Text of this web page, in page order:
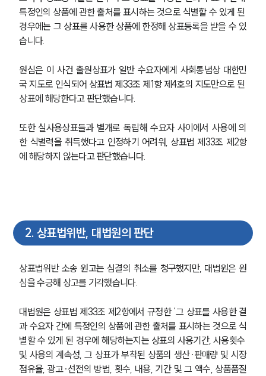
특정인의 상품에 관한 출처를 표시하는 것으로 식별할 수 있게 된
경우에는 그 상표를 사용한 상품에 한정해 상표등록을 받을 수 있
습니다.
원심은 이 사건 출원상표가 일반 수요자에게 사회통념상 대한민
국 지도로 인식되어 상표법 제33조 제1항 제4호의 지도만으로 된
상표에 해당한다고 판단했습니다.
또한 실사용상표들과 별개로 독립해 수요자 사이에서 사용에 의
한 식별력을 취득했다고 인정하기 어려워, 상표법 제33조 제2항
에 해당하지 않는다고 판단했습니다.
2. 상표법위반, 대법원의 판단
상표법위반 소송 원고는 심결의 취소를 청구했지만, 대법원은 원
심을 수긍해 상고를 기각했습니다.
대법원은 상표법 제33조 제2항에서 규정한 ‘그 상표를 사용한 결
과 수요자 간에 특정인의 상품에 관한 출처를 표시하는 것으로 식
별할 수 있게 된 경우에 해당하는지는 상표의 사용기간, 사용횟수
및 사용의 계속성, 그 상표가 부착된 상품의 생산∙판매량 및 시장
점유율, 광고∙선전의 방법, 횟수, 내용, 기간 및 그 액수, 상품품질